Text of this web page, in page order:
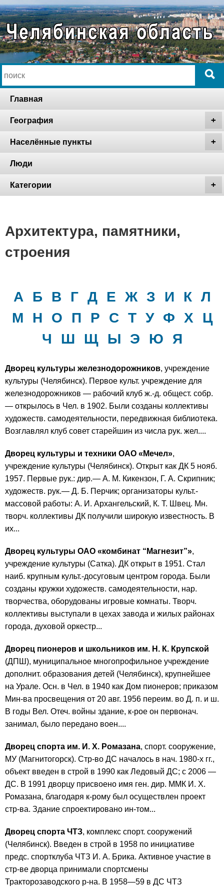
Главная
География
Населённые пункты
Люди
Категории
Архитектура, памятники,
строения
А Б В Г Д Е Ж З И К Л
М
Н О П Р С Т У Ф Х
Ц
Ч
Ш Щ Ы Э Ю Я
Дворец культуры железнодорожников, учреждение
культуры (Челябинск). Первое культ. учреждение для
железнодорожников — рабочий клуб ж.-д. общест. собр.
— открылось в Чел. в 1902. Были созданы коллективы
художеств. самодеятельности, передвижная библиотека.
Возглавлял клуб совет старейшин из числа рук. жел....
Дворец культуры и техники ОАО «Мечел»,
учреждение культуры (Челябинск). Открыт как ДК 5 нояб.
1957. Первые рук.: дир.— А. М. Кикензон, Г. А. Скрипник;
художеств. рук.— Д. Б. Перчик; организаторы культ.-
массовой работы: А. И. Архангельский, К. Т. Швец. Мн.
творч. коллективы ДК получили широкую известность. В
их...
Дворец культуры ОАО «комбинат “Магнезит”»,
учреждение культуры (Сатка). ДК открыт в 1951. Стал
наиб. крупным культ.-досуговым центром города. Были
созданы кружки художеств. самодеятельности, нар.
творчества, оборудованы игровые комнаты. Творч.
коллективы выступали в цехах завода и жилых районах
города, духовой оркестр...
Дворец пионеров и школьников им. Н. К. Крупской
(ДПШ), муниципальное многопрофильное учреждение
дополнит. образования детей (Челябинск), крупнейшее
на Урале. Осн. в Чел. в 1940 как Дом пионеров; приказом
Мин-ва просвещения от 20 авг. 1956 переим. во Д. п. и ш.
В годы Вел. Отеч. войны здание, к-рое он первонач.
занимал, было передано воен....
Дворец спорта им. И. Х. Ромазана, спорт. сооружение,
МУ (Магнитогорск). Стр-во ДС началось в нач. 1980-х гг.,
объект введен в строй в 1990 как Ледовый ДС; с 2006 —
ДС. В 1991 дворцу присвоено имя ген. дир. ММК И. Х.
Ромазана, благодаря к-рому был осуществлен проект
стр-ва. Здание спроектировано ин-том...
Дворец спорта ЧТЗ, комплекс спорт. сооружений
(Челябинск). Введен в строй в 1958 по инициативе
предс. спортклуба ЧТЗ И. А. Брика. Активное участие в
стр-ве дворца принимали спортсмены
Тракторозаводского р-на. В 1958—59 в ДС ЧТЗ